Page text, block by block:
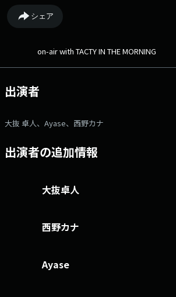
イン入りミザワビTシャツ プレゼント ▽10
ンシティ GO FUN」KITTE大阪 お買い物・お食事
ト ⇒番組HPはコチラ ⇒リクエスト・
「@fm802_pr」 ⇒facebookページはコチラ
シェア
on-air with TACTY IN THE MORNING
出演者
大抜 卓人、Ayase、西野カナ
出演者の追加情報
大抜卓人
西野カナ
Ayase